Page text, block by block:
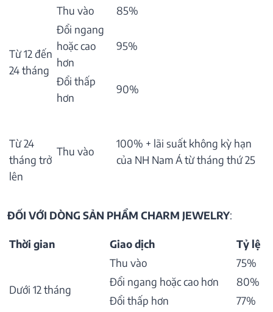
Từ 12 đến
24 tháng
Thu vào
85%
Đổi ngang
hoặc cao
hơn
95%
Đổi thấp
hơn
90%
Từ 24
tháng trở
lên
Thu vào
100% + lãi suất không kỳ hạn
của NH Nam Á từ tháng thứ 25
ĐỐI VỚI DÒNG SẢN PHẨM CHARM JEWELRY:
Thời gian Giao dịch Tỷ lệ
Dưới 12 tháng
Thu vào
75%
Đổi ngang hoặc cao hơn
80%
Đổi thấp hơn
77%